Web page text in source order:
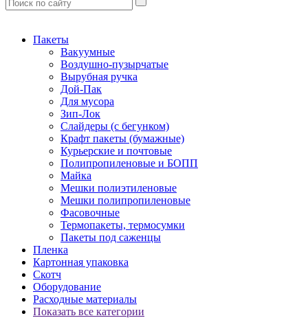
Пакеты
Вакуумные
Воздушно-пузырчатые
Вырубная ручка
Дой-Пак
Для мусора
Зип-Лок
Слайдеры (с бегунком)
Крафт пакеты (бумажные)
Курьерские и почтовые
Полипропиленовые и БОПП
Майка
Мешки полиэтиленовые
Мешки полипропиленовые
Фасовочные
Термопакеты, термосумки
Пакеты под саженцы
Пленка
Картонная упаковка
Скотч
Оборудование
Расходные материалы
Показать все категории